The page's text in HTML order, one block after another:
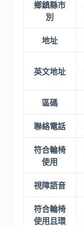
鄉鎮縣市
別
地址
英文地址
區碼
聯絡電話
符合輪椅
使用
視障語音
符合輪椅
使用且環